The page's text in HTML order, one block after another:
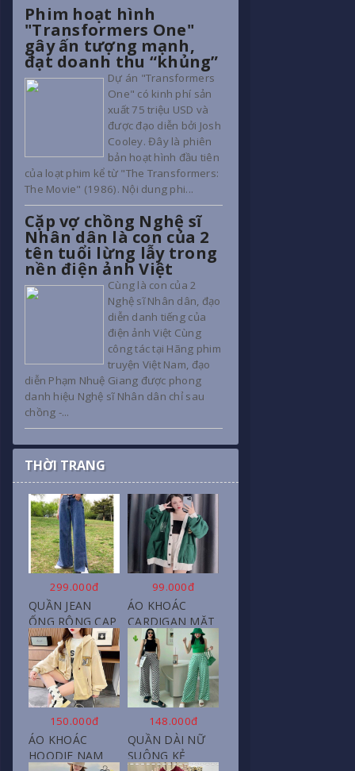
Phim hoạt hình
"Transformers One"
gây ấn tượng mạnh,
đạt doanh thu “khủng”
Dự án "Transformers
One" có kinh phí sản
xuất 75 triệu USD và
được đạo diễn bởi Josh
Cooley. Đây là phiên
bản hoạt hình đầu tiên
của loạt phim kể từ "The Transformers:
The Movie" (1986). Nội dung phi...
Cặp vợ chồng Nghệ sĩ
Nhân dân là con của 2
tên tuổi lừng lẫy trong
nền điện ảnh Việt
Cùng là con của 2
Nghệ sĩ Nhân dân, đạo
diễn danh tiếng của
điện ảnh Việt Cùng
công tác tại Hãng phim
truyện Việt Nam, đạo
diễn Phạm Nhuệ Giang được phong
danh hiệu Nghệ sĩ Nhân dân chỉ sau
chồng -...
THỜI TRANG
299.000đ
QUẦN JEAN
ỐNG RỘNG CẠP
CAO, DÀI XẺ
GẤU PHONG
CÁCH J6
99.000đ
ÁO KHOÁC
CARDIGAN MẶT
CƯỜI NỮ CHẤT
NỈ COTTON
150.000đ
ÁO KHOÁC
HOODIE NAM
148.000đ
QUẦN DÀI NỮ
SUÔNG KẺ